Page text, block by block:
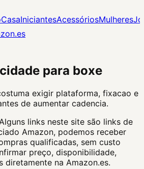
CasaIniciantesAcessóriosMulheres
para boxe
exigir plataforma, fixacao e
de aumentar cadencia.
Alguns links neste site são links de
Amazon, podemos receber
qualificadas, sem custo
preço, disponibilidade,
diretamente na Amazon.es.